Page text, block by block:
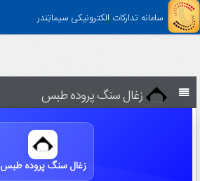
سامانه تدارکات الکترونیکی سیماتِندر
زغال سنگ پروده طبس
زغال سنگ پروده طبس